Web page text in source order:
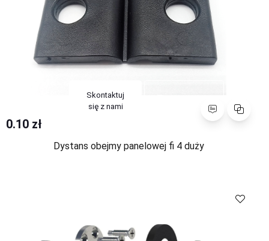
Skontaktuj
się z nami
0.10 zł
Dystans obejmy panelowej fi 4 duży